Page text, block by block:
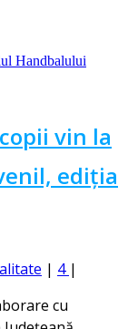
vin la
ediția
| 4 |
cu